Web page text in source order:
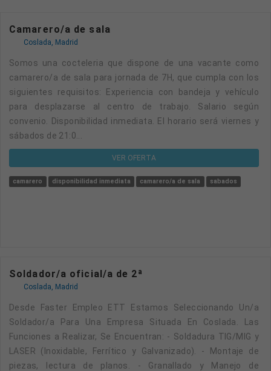
Camarero/a de sala
Coslada, Madrid
Somos una cocteleria que dispone de una vacante como
camarero/a de sala para jornada de 7H, que cumpla con los
siguientes requisitos: Experiencia con bandeja y vehículo
para desplazarse al centro de trabajo. Salario según
convenio. Disponibilidad inmediata. El horario será viernes y
sábados de 21:0...
VER OFERTA
camarero disponibilidad inmediata camarero/a de sala sabados
Soldador/a oficial/a de 2ª
Coslada, Madrid
Desde Faster Empleo ETT Estamos Seleccionando Un/a
Soldador/a Para Una Empresa Situada En Coslada. Las
Funciones a Realizar, Se Encuentran: - Soldadura TIG/MIG y
LASER (Inoxidable, Ferrítico y Galvanizado). - Montaje de
piezas, lectura de planos. - Granallado y Manejo de